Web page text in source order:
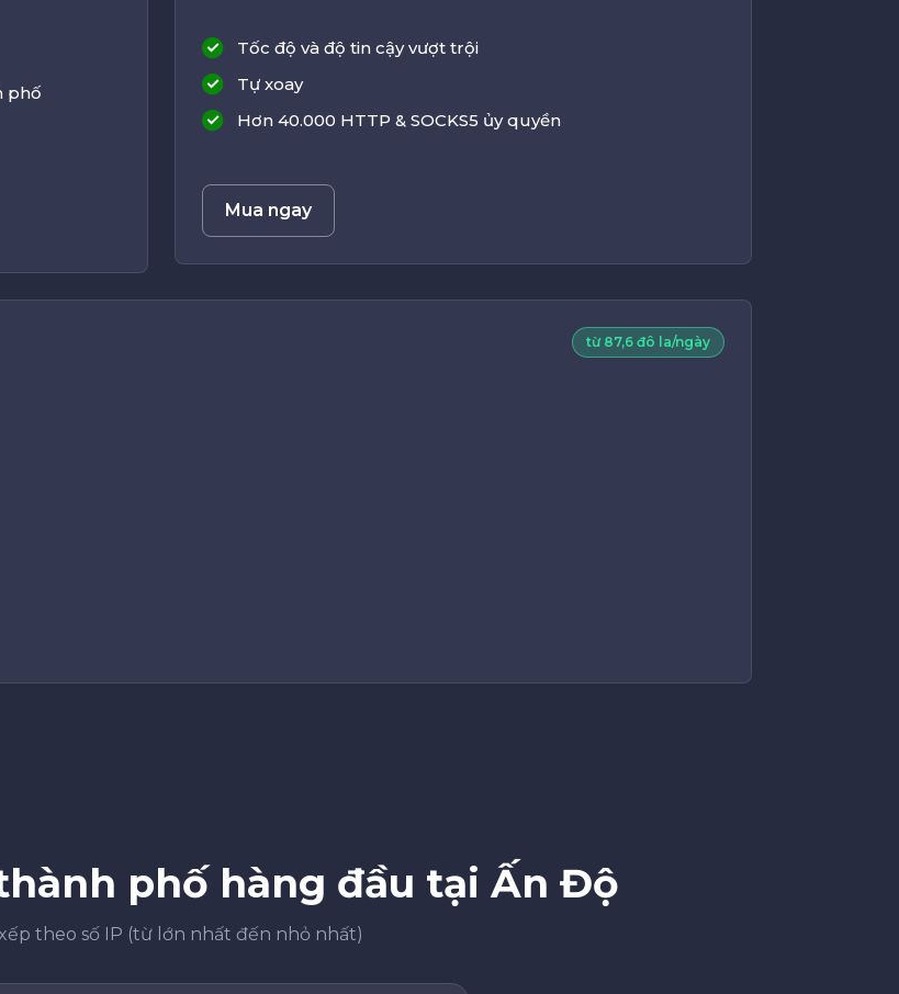
phố
Tốc độ và độ tin cậy vượt trội
Tự xoay
Hơn 40.000 HTTP & SOCKS5 ủy quyền
Mua ngay
từ 87,6 đô la/ngày
phố hàng đầu tại Ấn Độ
theo số IP (từ lớn nhất đến nhỏ nhất)